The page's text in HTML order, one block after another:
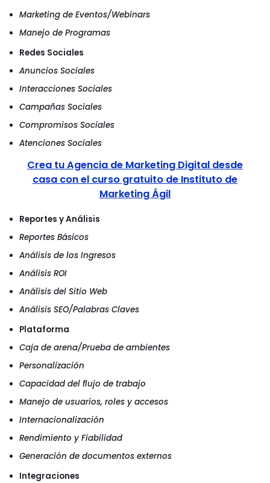
Marketing de Eventos/Webinars
Manejo de Programas
Redes Sociales
Anuncios Sociales
Interacciones Sociales
Campañas Sociales
Compromisos Sociales
Atenciones Sociales
Crea tu Agencia de Marketing Digital desde
casa con el curso gratuito de Instituto de
Marketing Ágil
Reportes y Análisis
Reportes Básicos
Análisis de los Ingresos
Análisis ROI
Análisis del Sitio Web
Análisis SEO/Palabras Claves
Plataforma
Caja de arena/Prueba de ambientes
Personalización
Capacidad del flujo de trabajo
Manejo de usuarios, roles y accesos
Internacionalización
Rendimiento y Fiabilidad
Generación de documentos externos
Integraciones